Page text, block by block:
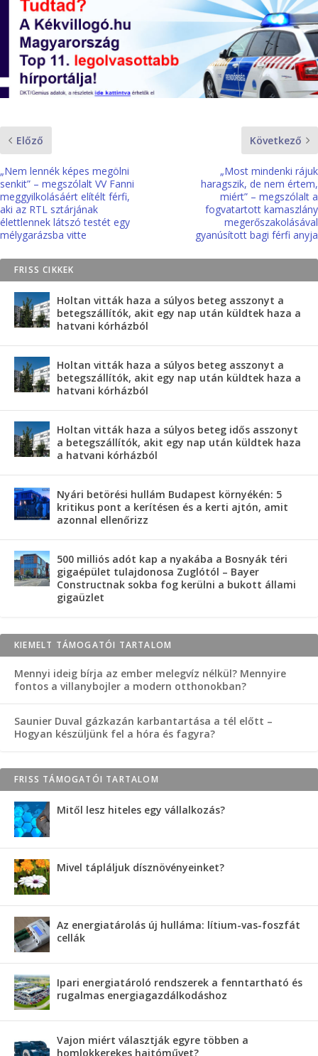
Előző
„Nem lennék képes megölni
senkit” – megszólalt VV Fanni
meggyilkolásáért elítélt férfi,
aki az RTL sztárjának
élettlennek látszó testét egy
mélygarázsba vitte
Következő
„Most mindenki rájuk
haragszik, de nem értem,
miért” – megszólalt a
fogvatartott kamaszlány
megerőszakolásával
gyanúsított bagi férfi anyja
FRISS CIKKEK
Holtan vitták haza a súlyos beteg asszonyt a
betegszállítók, akit egy nap után küldtek haza a
hatvani kórházból
Holtan vitták haza a súlyos beteg asszonyt a
betegszállítók, akit egy nap után küldtek haza a
hatvani kórházból
Holtan vitták haza a súlyos beteg idős asszonyt
a betegszállítók, akit egy nap után küldtek haza
a hatvani kórházból
Nyári betörési hullám Budapest környékén: 5
kritikus pont a kerítésen és a kerti ajtón, amit
azonnal ellenőrizz
500 milliós adót kap a nyakába a Bosnyák téri
gigaépület tulajdonosa Zuglótól – Bayer
Constructnak sokba fog kerülni a bukott állami
gigaüzlet
KIEMELT TÁMOGATÓI TARTALOM
Mennyi ideig bírja az ember melegvíz nélkül? Mennyire
fontos a villanybojler a modern otthonokban?
Saunier Duval gázkazán karbantartása a tél előtt –
Hogyan készüljünk fel a hóra és fagyra?
FRISS TÁMOGATÓI TARTALOM
Mitől lesz hiteles egy vállalkozás?
Mivel tápláljuk dísznövényeinket?
Az energiatárolás új hulláma: lítium-vas-foszfát
cellák
Ipari energiatároló rendszerek a fenntartható és
rugalmas energiagazdálkodáshoz
Vajon miért választják egyre többen a
homlokkerekes hajtóművet?